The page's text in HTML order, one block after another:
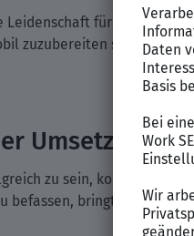
Leidenschaft fürs Kochen
zuzubereiten sind.
Umsetzung
zu sein, kommt es
befassen, bringt gute